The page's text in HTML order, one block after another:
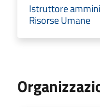
Istruttore
Risorse Umane